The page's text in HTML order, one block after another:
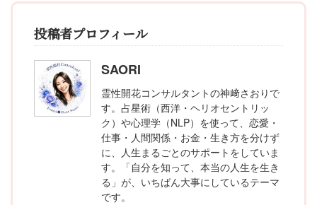
投稿者プロフィール
SAORI
霊性開花コンサルタントの神﨑さおりで
す。占星術（西洋・ヘリオセントリッ
ク）や心理学（NLP）を使って、恋愛・
仕事・人間関係・お金・生き方を分けず
に、人生まるごとのサポートをしていま
す。「自分を知って、本当の人生を生き
る」が、いちばん大事にしているテーマ
です。